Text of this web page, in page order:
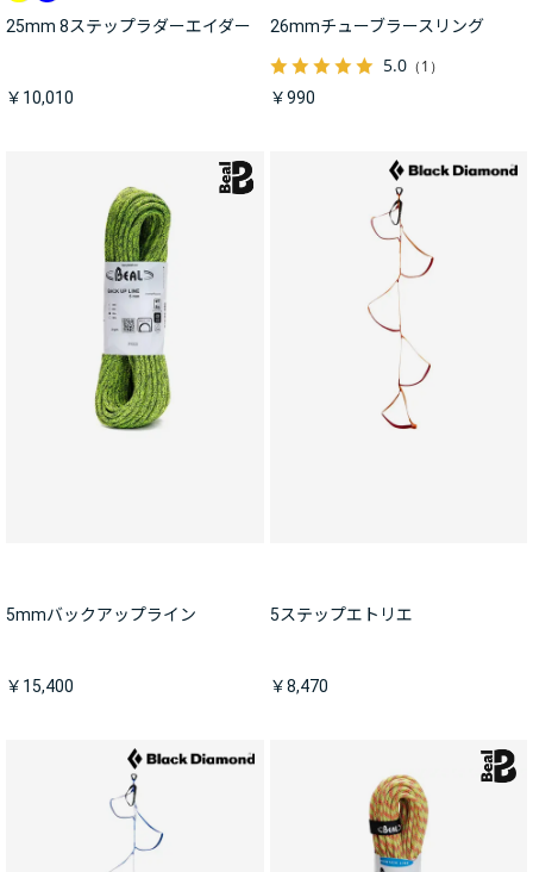
25mm 8ステップラダーエイダー
￥10,010
26mmチューブラースリング
5.0（1）
￥990
5mmバックアップライン
￥15,400
5ステップエトリエ
￥8,470